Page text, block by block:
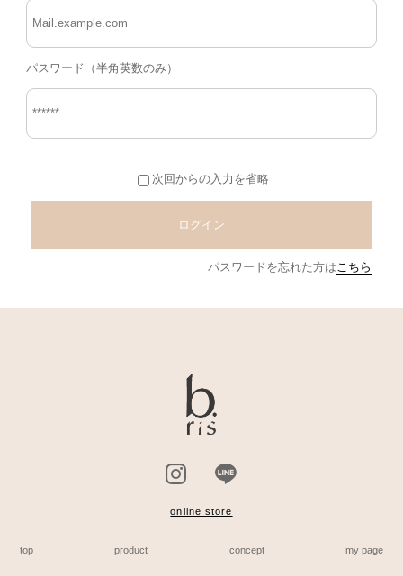
パスワード（半角英数のみ）
次回からの入力を省略
ログイン
パスワードを忘れた方は こちら
online store
top product concept my page